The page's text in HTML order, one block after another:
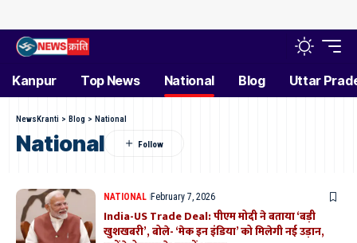
Kanpur Top News National Blog Uttar
NewsKranti > Blog > National
National
NATIONAL February 7, 2026
India-US Trade Deal: पीएम मोदी ने बताया ‘बड़ी
खुशखबरी’, बोले- ‘मेक इन इंडिया’ को मिलेगी नई उड़ान,